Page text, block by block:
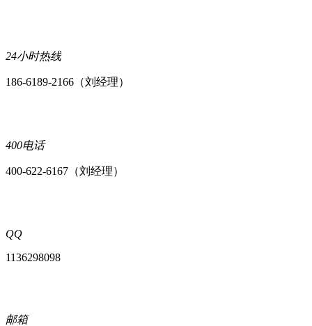
24小时热线
186-6189-2166（刘经理）
400电话
400-622-6167（刘经理）
QQ
1136298098
邮箱